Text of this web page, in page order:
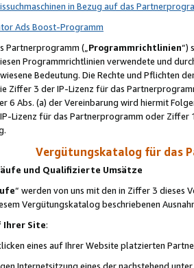
in Bezug auf das
Ads Boost-Programm
Partnerprogramm („Programmrichtlinien“)
Programmrichtlinien verwendete und
Bedeutung. Die Rechte und Pflichten
Ziffer 3 der IP-Lizenz für das
6 Abs. (a) der Vereinbarung wird hiermit
Lizenz für das Partnerprogramm oder
Vergütungskatalog für das
und Qualifizierte Umsätze
“ werden von uns mit den in Ziffer 3
Vergütungskatalog beschriebenen
Ihrer Site:
eines auf Ihrer Website platzierten
Internetsitzung eines der nachstehend